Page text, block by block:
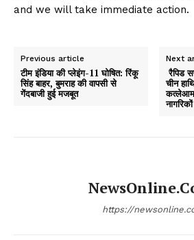
and we will take immediate action.
Previous article
टीम इंडिया की प्लेइंग-11 घोषित: रिंकू
सिंह बाहर, बुमराह की वापसी से
गेंदबाजी हुई मजबूत
Next
रैपिड
चीन
https://